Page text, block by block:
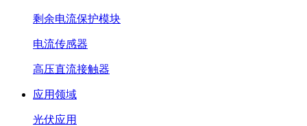
剩余电流保护模块
电流传感器
高压直流接触器
应用领域
光伏应用